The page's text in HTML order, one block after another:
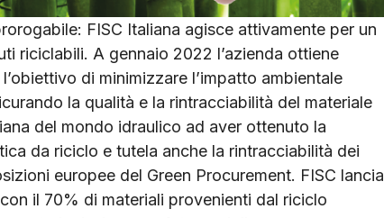
FISC Italiana agisce attivamente per un
riciclabili. A gennaio 2022 l’azienda ottiene
di minimizzare l’impatto ambientale
la qualità e la rintracciabilità del materiale
del mondo idraulico ad aver ottenuto la
da riciclo e tutela anche la rintracciabilità dei
europee del Green Procurement. FISC lancia
il 70% di materiali provenienti dal riciclo